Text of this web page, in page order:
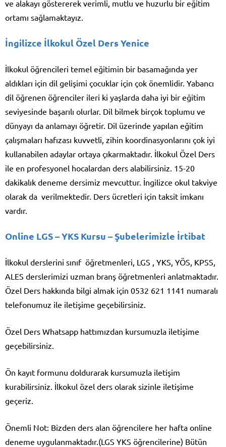
ve alakayı göstererek verimli, mutlu ve huzurlu bir eğitim
ortamı sağlamaktayız.
İngilizce İlkokul Özel Ders Yenice
İlkokul öğrencileri temel eğitimin bir basamağında yer
aldıkları için dil gelişimi çocuklar için çok önemlidir. Yabancı
dil öğrenen öğrenciler ileri ki yaşlarda daha iyi bir eğitim
seviyesinde başarılı olurlar. Dil bilmek birçok toplumu ve
dünyayı da anlamayı öğretir. Dil üzerinde yapılan eğitim
çalışmaları hafızası kuvvetli, zihin koordinasyonlarını çok iyi
kullanabilen adaylar ortaya çıkarmaktadır. İlkokul Özel Ders
ile en profesyonel hocalardan ders alabilirsiniz. 15-20
dakikalık deneme dersimiz mevcuttur. İngilizce okul takviye
olarak da verilmektedir. Ders ücretleri için taksit imkanı
vardır.
Online LGS – YKS Kursu – Şubelerimizle İrtibat
İlkokul derslerini sınıf öğretmenleri, LGS , YKS, YÖS, KPSS,
ALES derslerimizi uzman branş öğretmenleri anlatmaktadır.
Özel Ders hakkında bilgi almak için 0532 621 1141 numaralı
telefonumuz ile iletişime geçebilirsiniz.
Özel Ders Whatsapp hattımızdan kursumuzla iletişime
geçebilirsiniz.
Ön kayıt formunu doldurarak kursumuzla iletişim
kurabilirsiniz. İlkokul özel ders olarak sizinle iletişime
geçeriz.
Önemli Not: Bizden ders alan öğrencilere her hafta online
deneme uygulanmaktadır.(LGS YKS öğrencilerine) Bütün